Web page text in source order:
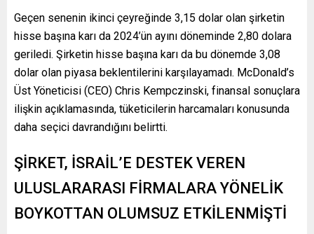
Geçen senenin ikinci çeyreğinde 3,15 dolar olan şirketin
hisse başına karı da 2024’ün ayını döneminde 2,80 dolara
geriledi. Şirketin hisse başına karı da bu dönemde 3,08
dolar olan piyasa beklentilerini karşılayamadı. McDonald’s
Üst Yöneticisi (CEO) Chris Kempczinski, finansal sonuçlara
ilişkin açıklamasında, tüketicilerin harcamaları konusunda
daha seçici davrandığını belirtti.
ŞİRKET, İSRAİL’E DESTEK VEREN
ULUSLARARASI FİRMALARA YÖNELİK
BOYKOTTAN OLUMSUZ ETKİLENMİŞTİ